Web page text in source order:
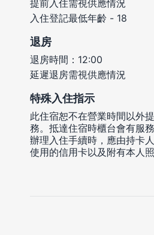
提前入住需視供應情況
入住登記最低年齡 - 18
退房
退房時間：12:00
延遲退房需視供應情況
特殊入住指示
此住宿恕不在營業時間以外
務。抵達住宿時櫃台會有服
辦理入住手續時，應由持卡
使用的信用卡以及附有本人